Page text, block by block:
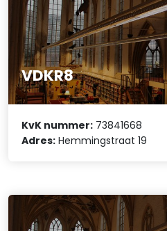
VDKR8
KvK nummer: 73841668
Adres: Hemmingstraat 19